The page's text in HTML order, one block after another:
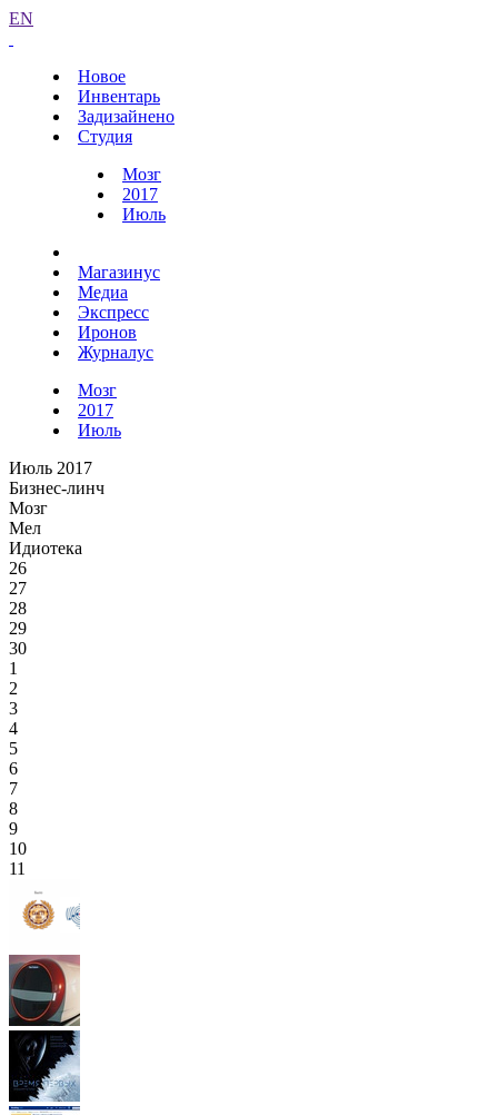
EN
Новое
Инвентарь
Задизайнено
Студия
Мозг
2017
Июль
Магазинус
Медиа
Экспресс
Иронов
Журналус
Мозг
2017
Июль
Июль 2017
Бизнес-линч
Мозг
Мел
Идиотека
26
27
28
29
30
1
2
3
4
5
6
7
8
9
10
11